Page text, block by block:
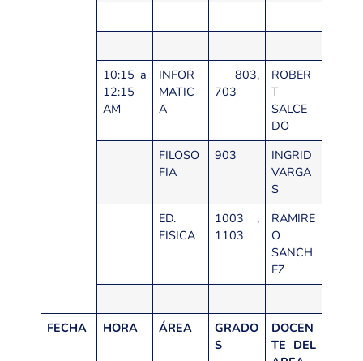
10:15 a
12:15
AM
INFOR
MATIC
A
803,
703
ROBER
T
SALCE
DO
FILOSO
FIA
903
INGRID
VARGA
S
ED.
FISICA
1003 ,
1103
RAMIRE
O
SANCH
EZ
FECHA HORA ÁREA
GRADO
S
DOCEN
TE DEL